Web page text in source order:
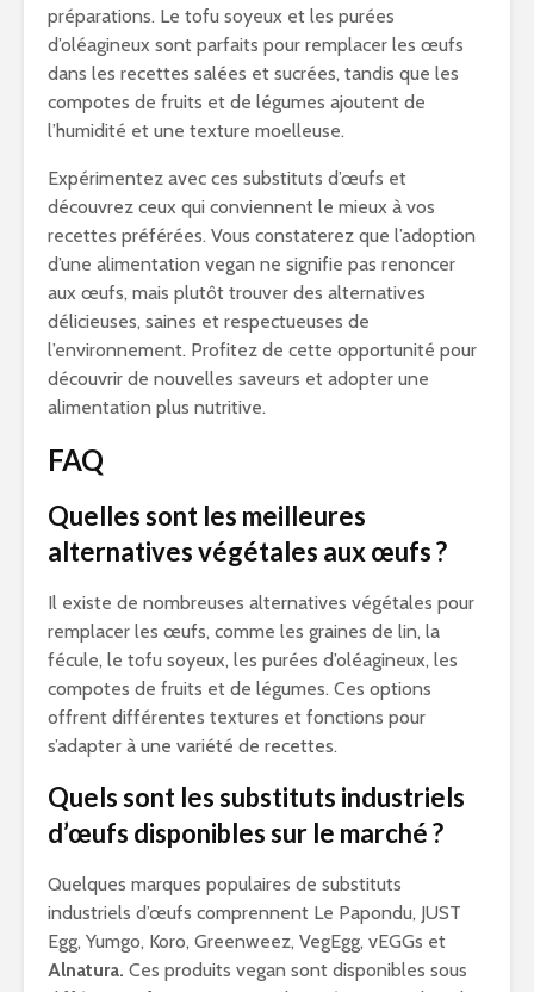
préparations. Le tofu soyeux et les purées
d’oléagineux sont parfaits pour remplacer les œufs
dans les recettes salées et sucrées, tandis que les
compotes de fruits et de légumes ajoutent de
l’humidité et une texture moelleuse.
Expérimentez avec ces substituts d’œufs et
découvrez ceux qui conviennent le mieux à vos
recettes préférées. Vous constaterez que l’adoption
d’une alimentation vegan ne signifie pas renoncer
aux œufs, mais plutôt trouver des alternatives
délicieuses, saines et respectueuses de
l’environnement. Profitez de cette opportunité pour
découvrir de nouvelles saveurs et adopter une
alimentation plus nutritive.
FAQ
Quelles sont les meilleures
alternatives végétales aux œufs ?
Il existe de nombreuses alternatives végétales pour
remplacer les œufs, comme les graines de lin, la
fécule, le tofu soyeux, les purées d’oléagineux, les
compotes de fruits et de légumes. Ces options
offrent différentes textures et fonctions pour
s’adapter à une variété de recettes.
Quels sont les substituts industriels
d’œufs disponibles sur le marché ?
Quelques marques populaires de substituts
industriels d’œufs comprennent Le Papondu, JUST
Egg, Yumgo, Koro, Greenweez, VegEgg, vEGGs et
Alnatura. Ces produits vegan sont disponibles sous